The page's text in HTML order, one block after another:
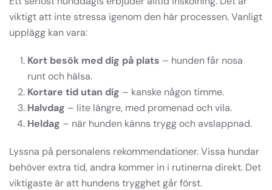
viktigt att inte stressa igenom den här processen. Vanligt
upplägg kan vara:
Kort besök med dig på plats – hunden får nosa
runt och hälsa.
Kortare tid utan dig – kanske någon timme.
Halvdag – lite längre, med promenad och vila.
Heldag – när hunden känns trygg och avslappnad.
Lyssna på personalens rekommendationer. Vissa hundar
behöver extra tid, andra kommer in i rutinerna direkt. Det
viktigaste är att hundens trygghet går först.